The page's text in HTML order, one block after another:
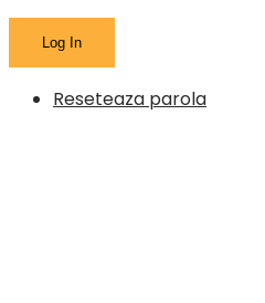
Reseteaza parola